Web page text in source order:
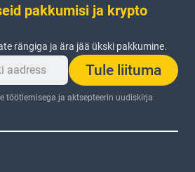
pakkumisi ja krypto
rängiga ja ära jää ükski pakkumine.
Tule liituma
töötlemisega ja aktsepteerin uudiskirja